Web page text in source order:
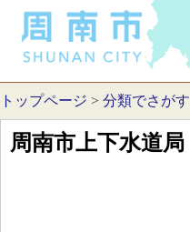
トップページ > 分類でさがす
周南市上下水道局